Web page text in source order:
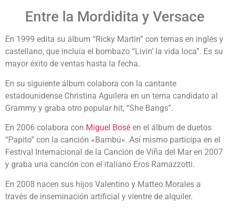
Entre la Mordidita y Versace
En 1999 edita su álbum “Ricky Martin” con temas en inglés y
castellano, que incluía el bombazo “Livin’ la vida loca”. Es su
mayor éxito de ventas hasta la fecha.
En su siguiente álbum colabora con la cantante
estadounidense Christina Aguilera en un tema candidato al
Grammy y graba otro popular hit, “She Bangs”.
En 2006 colabora con Miguel Bosé en el álbum de duetos
“Papito” con la canción «Bambú». Así mismo participa en el
Festival Internacional de la Canción de Viña del Mar en 2007
y graba una canción con el italiano Eros Ramazzotti.
En 2008 nacen sus hijos Valentino y Matteo Morales a
través de inseminación artificial y vientre de alquiler.